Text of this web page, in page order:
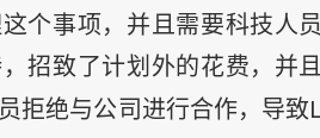
个事项，并且需要科技人
招致了计划外的花费，并
拒绝与公司进行合作，导致